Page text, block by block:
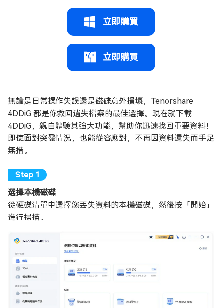
立即購買
立即購買
無論是日常操作失誤還是磁碟意外損壞，Tenorshare
4DDiG 都是你救回遺失檔案的最佳選擇。現在就下載
4DDiG，親自體驗其強大功能，幫助你迅速找回重要資料！
即使面對突發情況，也能從容應對，不再因資料遺失而手足
無措。
選擇本機磁碟
從硬碟清單中選擇您丟失資料的本機磁碟，然後按「開始」
進行掃描。